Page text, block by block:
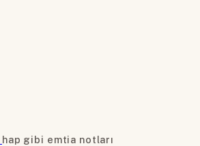
hap gibi emtia notları